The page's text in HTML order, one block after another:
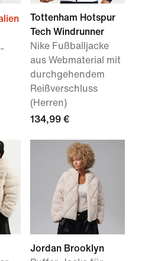
Tottenham Hotspur
Tech Windrunner
Nike Fußballjacke
aus Webmaterial mit
durchgehendem
Reißverschluss
(Herren)
134,99 €
Jordan Brooklyn